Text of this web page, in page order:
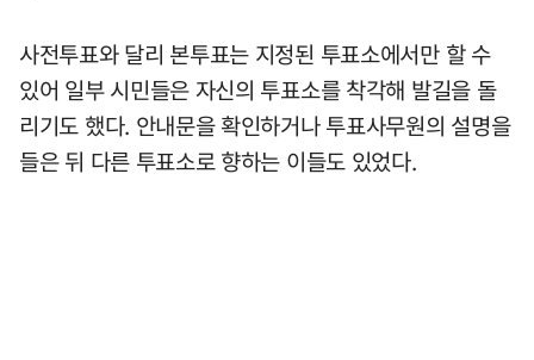
사전투표와 달리 본투표는 지정된 투표소에서만 할 수
있어 일부 시민들은 자신의 투표소를 착각해 발길을 돌
리기도 했다. 안내문을 확인하거나 투표사무원의 설명을
들은 뒤 다른 투표소로 향하는 이들도 있었다.